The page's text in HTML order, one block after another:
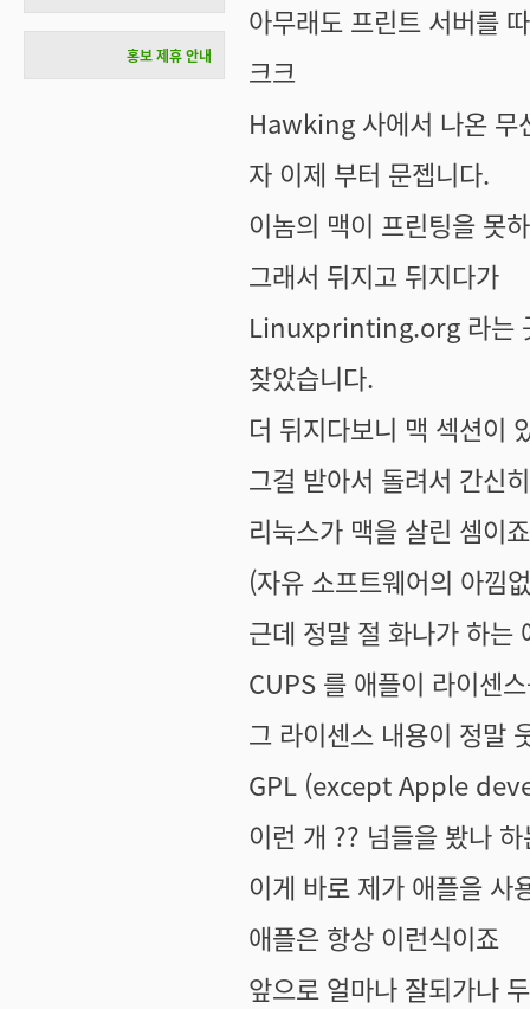
아무래도 프린트 서버를
크크
Hawking 사에서 나온 무
자 이제 부터 문젭니다.
이놈의 맥이 프린팅을 못
그래서 뒤지고 뒤지다가
Linuxprinting.org 라는
찾았습니다.
더 뒤지다보니 맥 섹션이
그걸 받아서 돌려서 간신
리눅스가 맥을 살린 셈이죠
(자유 소프트웨어의 아낌
근데 정말 절 화나가 하는
CUPS 를 애플이 라이센
그 라이센스 내용이 정말
GPL (except Apple
이런 개 ?? 넘들을 봤나
이게 바로 제가 애플을 사
애플은 항상 이런식이죠
앞으로 얼마나 잘되가나
홍보 제휴 안내